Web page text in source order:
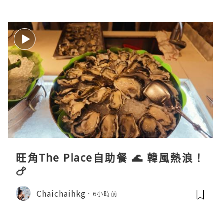
旺角The Place自助餐 🌊 韓風熱浪！
🍗
Chaichaihkg 6小時前